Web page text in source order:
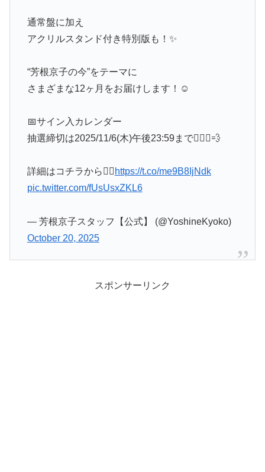
通常盤に加え
アクリルスタンド付き特別版も！✨
“芳根京子の今”をテーマに
さまざまな12ヶ月をお届けします！☺️
📅サイン入カレンダー
抽選締切は2025/11/6(木)午後23:59まで🏃🏻‍♀️💨
詳細はコチラから👇🏻 https://t.co/me9B8IjNdk
pic.twitter.com/fUsUsxZKL6
— 芳根京子スタッフ【公式】 (@YoshineKyoko)
October 20, 2025
スポンサーリンク